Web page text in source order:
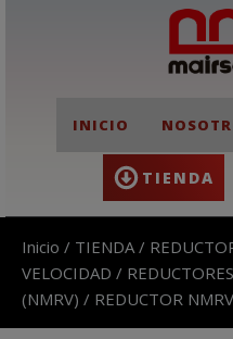
INICIO
TIENDA
Inicio / TIENDA /
VELOCIDAD /
(NMRV) / REDUCTOR